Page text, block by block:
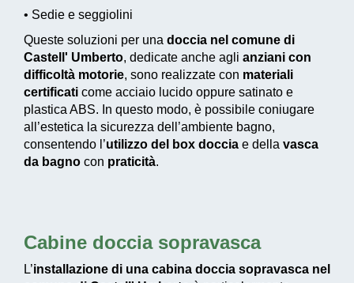
• Sedie e seggiolini
Queste soluzioni per una doccia nel comune di
Castell' Umberto, dedicate anche agli anziani con
difficoltà motorie, sono realizzate con materiali
certificati come acciaio lucido oppure satinato e
plastica ABS. In questo modo, è possibile coniugare
all’estetica la sicurezza dell’ambiente bagno,
consentendo l’utilizzo del box doccia e della vasca
da bagno con praticità.
Cabine doccia sopravasca
L’installazione di una cabina doccia sopravasca nel